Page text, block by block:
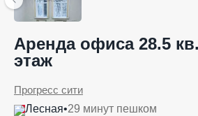
Аренда офиса 28.5
этаж
Прогресс сити
Лесная•29 минут пешком